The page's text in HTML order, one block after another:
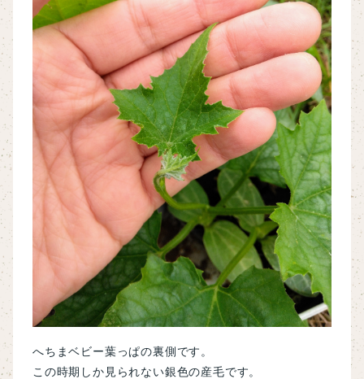
へちまベビー葉っぱの裏側です。
この時期しか見られない銀色の産毛です。